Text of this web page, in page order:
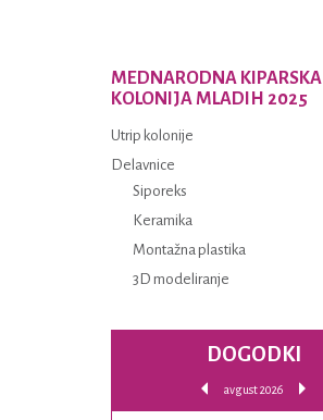
MEDNARODNA KIPARSKA
KOLONIJA MLADIH 2025
Utrip kolonije
Delavnice
Siporeks
Keramika
Montažna plastika
3D modeliranje
DOGODKI
avgust 2026